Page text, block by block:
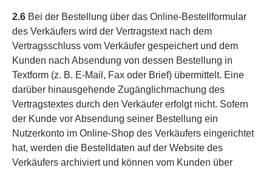
2.6 Bei der Bestellung über das Online-Bestellformular
des Verkäufers wird der Vertragstext nach dem
Vertragsschluss vom Verkäufer gespeichert und dem
Kunden nach Absendung von dessen Bestellung in
Textform (z. B. E-Mail, Fax oder Brief) übermittelt. Eine
darüber hinausgehende Zugänglichmachung des
Vertragstextes durch den Verkäufer erfolgt nicht. Sofern
der Kunde vor Absendung seiner Bestellung ein
Nutzerkonto im Online-Shop des Verkäufers eingerichtet
hat, werden die Bestelldaten auf der Website des
Verkäufers archiviert und können vom Kunden über